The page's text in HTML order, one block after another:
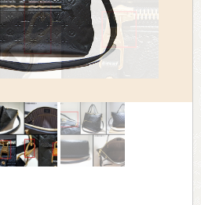
> 会社概要
> アクセス
> よくあるご質問
> ホーム
> 古物営業法に基づく表示